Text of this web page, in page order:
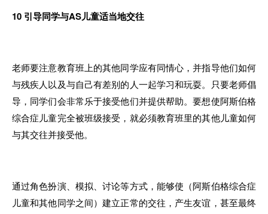
10 引导同学与AS儿童适当地交往
老师要注意教育班上的其他同学应有同情心，并指导他们如何
与残疾人以及与自己有差别的人一起学习和玩耍。只要老师倡
导，同学们会非常乐于接受他们并提供帮助。要想使阿斯伯格
综合症儿童完全被班级接受，就必须教育班里的其他儿童如何
与其交往并接受他。
通过角色扮演、模拟、讨论等方式，能够使（阿斯伯格综合症
儿童和其他同学之间）建立正常的交往，产生友谊，甚至最终